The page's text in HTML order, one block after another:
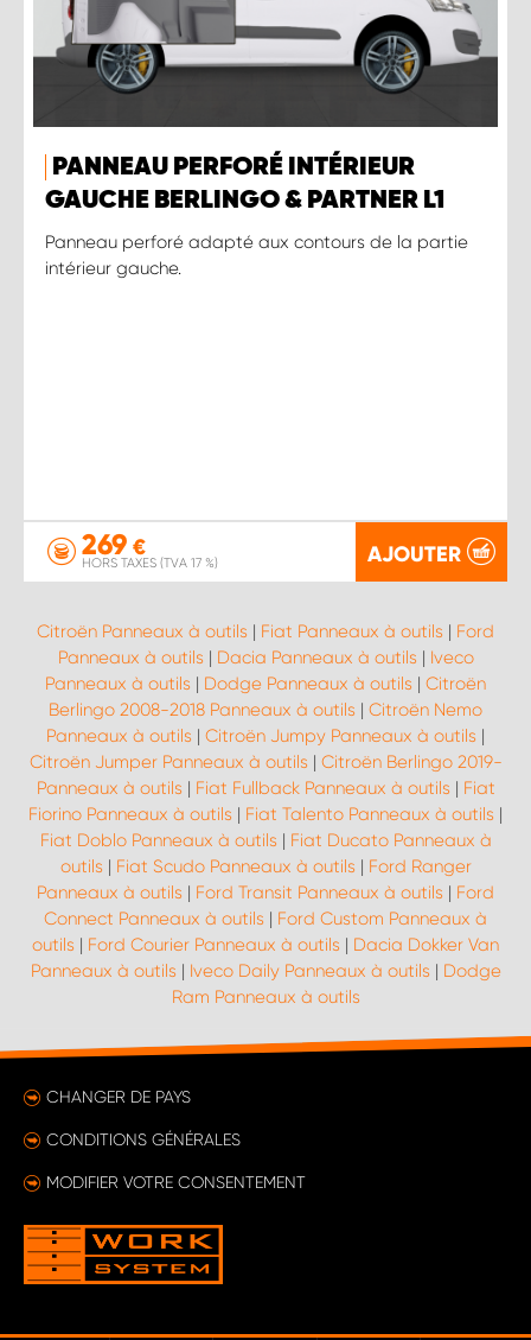
PANNEAU PERFORÉ INTÉRIEUR
GAUCHE BERLINGO & PARTNER L1
Panneau perforé adapté aux contours de la partie
intérieur gauche.
269 €
HORS TAXES (TVA 17 %) AJOUTER
Citroën Panneaux à outils | Fiat Panneaux à outils | Ford
Panneaux à outils | Dacia Panneaux à outils | Iveco
Panneaux à outils | Dodge Panneaux à outils | Citroën
Berlingo 2008-2018 Panneaux à outils | Citroën Nemo
Panneaux à outils | Citroën Jumpy Panneaux à outils |
Citroën Jumper Panneaux à outils | Citroën Berlingo 2019-
Panneaux à outils | Fiat Fullback Panneaux à outils | Fiat
Fiorino Panneaux à outils | Fiat Talento Panneaux à outils |
Fiat Doblo Panneaux à outils | Fiat Ducato Panneaux à
outils | Fiat Scudo Panneaux à outils | Ford Ranger
Panneaux à outils | Ford Transit Panneaux à outils | Ford
Connect Panneaux à outils | Ford Custom Panneaux à
outils | Ford Courier Panneaux à outils | Dacia Dokker Van
Panneaux à outils | Iveco Daily Panneaux à outils | Dodge
Ram Panneaux à outils
CHANGER DE PAYS
CONDITIONS GÉNÉRALES
MODIFIER VOTRE CONSENTEMENT